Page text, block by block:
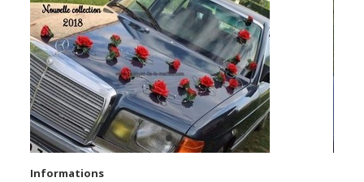
Informations